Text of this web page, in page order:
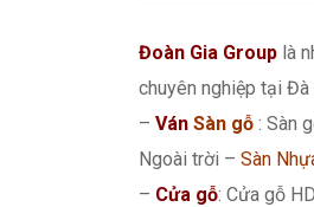
Đoàn Gia Group là
chuyên nghiệp tại
–VánSàn gỗ : Sàn
Ngoài trời – Sàn
– Cửa gỗ: Cửa gỗ